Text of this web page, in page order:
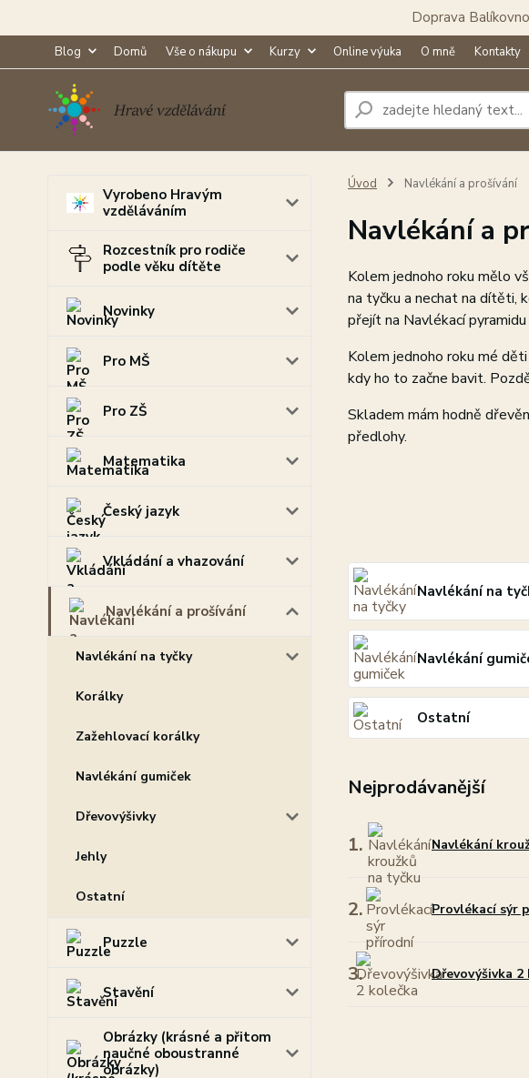
Doprava
Blog Domů Vše o nákupu Kurzy Online výuka O mně Kontakty
Vyrobeno Hravým
vzděláváním
Rozcestník pro rodiče
podle věku dítěte
Novinky
Pro MŠ
Pro ZŠ
Matematika
Český jazyk
Vkládání a vhazování
Navlékání a prošívání
Navlékání na tyčky
Korálky
Zažehlovací korálky
Navlékání gumiček
Dřevovýšivky
Jehly
Ostatní
Puzzle
Stavění
Obrázky (krásné a přitom
naučné oboustranné
obrázky)
Úvod Navlékání a prošívání
Navlékání a
Kolem jednoho roku mělo
na tyčku a nechat na dítěti,
přejít na Navlékací
Kolem jednoho roku mé
kdy ho to začne bavit.
Skladem mám hodně
předlohy.
Navlékání na
Navlékání
Ostatní
Nejprodávanější
1. Navlékání
2. Provlékací sýr
3. Dřevovýšivka 2